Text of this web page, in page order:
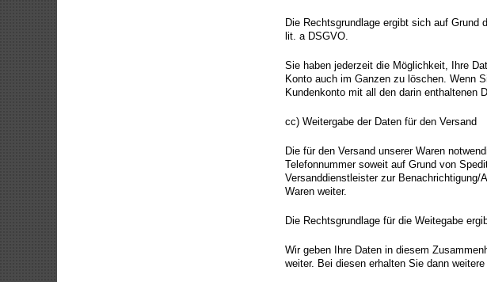
Die Rechtsgrundlage ergibt sich auf
lit. a DSGVO.
Sie haben jederzeit die Möglichkeit, Ihre
Konto auch im Ganzen zu löschen. Wenn
Kundenkonto mit all den darin enthaltenen
cc) Weitergabe der Daten für den Versand
Die für den Versand unserer Waren
Telefonnummer soweit auf Grund von
Versanddienstleister zur Benachrichtigung/
Waren weiter.
Die Rechtsgrundlage für die Weitegabe
Wir geben Ihre Daten in diesem
weiter. Bei diesen erhalten Sie dann